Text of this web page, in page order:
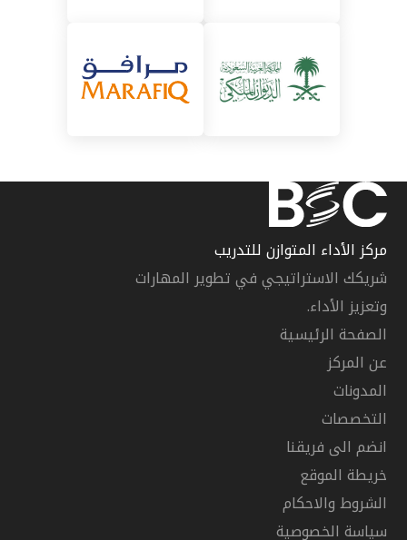
مركز الأداء المتوازن للتدريب
شريكك الاستراتيجي في تطوير المهارات
وتعزيز الأداء.
الصفحة الرئيسية
عن المركز
المدونات
التخصصات
انضم الى فريقنا
خريطة الموقع
الشروط والاحكام
سياسة الخصوصية